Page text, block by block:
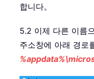
합니다。
5.2 이제 다른 이름
주소창에 아래 경로